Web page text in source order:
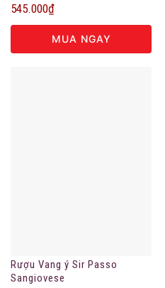
545.000₫
MUA NGAY
Rượu Vang ý Sir Passo
Sangiovese